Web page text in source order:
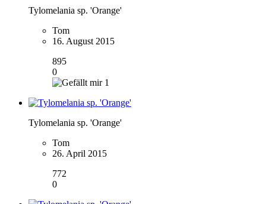
Tylomelania sp. 'Orange'
Tom
16. August 2015
895
0
1
Tylomelania sp. 'Orange'
Tom
26. April 2015
772
0